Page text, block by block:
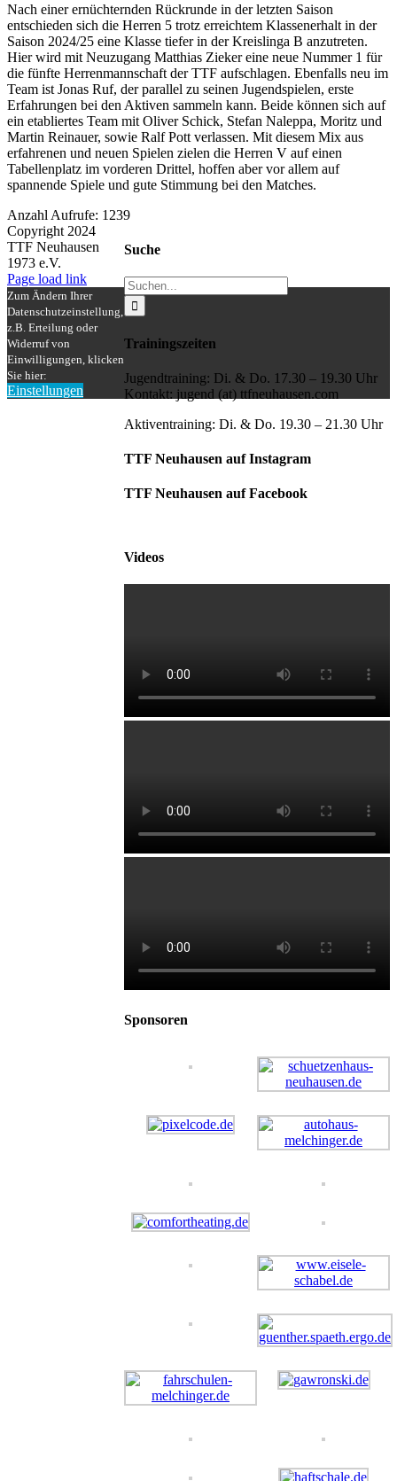
Nach einer ernüchternden Rückrunde in der letzten Saison
entschieden sich die Herren 5 trotz erreichtem Klassenerhalt in der
Saison 2024/25 eine Klasse tiefer in der Kreislinga B anzutreten.
Hier wird mit Neuzugang Matthias Zieker eine neue Nummer 1 für
die fünfte Herrenmannschaft der TTF aufschlagen. Ebenfalls neu im
Team ist Jonas Ruf, der parallel zu seinen Jugendspielen, erste
Erfahrungen bei den Aktiven sammeln kann. Beide können sich auf
ein etabliertes Team mit Oliver Schick, Stefan Naleppa, Moritz und
Martin Reinauer, sowie Ralf Pott verlassen. Mit diesem Mix aus
erfahrenen und neuen Spielen zielen die Herren V auf einen
Tabellenplatz im vorderen Drittel, hoffen aber vor allem auf
spannende Spiele und gute Stimmung bei den Matches.
Anzahl Aufrufe: 1239
Suche
Suche
nach:
Trainingszeiten
Jugendtraining: Di. & Do. 17.30 – 19.30 Uhr
Kontakt: jugend (at) ttfneuhausen.com
Aktiventraining: Di. & Do. 19.30 – 21.30 Uhr
TTF Neuhausen auf Instagram
TTF Neuhausen auf Facebook
Videos
Sponsoren
Copyright 2024
TTF Neuhausen
1973 e.V.
Facebook
Instagram
Page load link
Zum Ändern Ihrer
Datenschutzeinstellung,
z.B. Erteilung oder
Widerruf von
Einwilligungen, klicken
Sie hier:
Einstellungen